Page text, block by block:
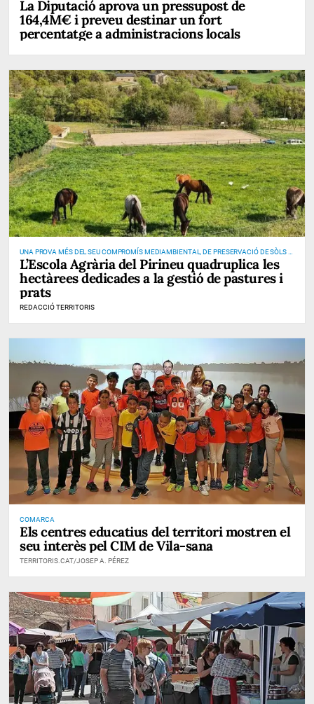
La Diputació aprova un pressupost de
164,4M€ i preveu destinar un fort
percentatge a administracions locals
UNA PROVA MÉS DEL SEU COMPROMÍS MEDIAMBIENTAL, DE PRESERVACIÓ DE SÒLS I
DE PREVENCIÓ D’INCENDIS
L’Escola Agrària del Pirineu quadruplica les
hectàrees dedicades a la gestió de pastures i
prats
REDACCIÓ TERRITORIS
COMARCA
Els centres educatius del territori mostren el
seu interès pel CIM de Vila-sana
TERRITORIS.CAT/JOSEP A. PÉREZ